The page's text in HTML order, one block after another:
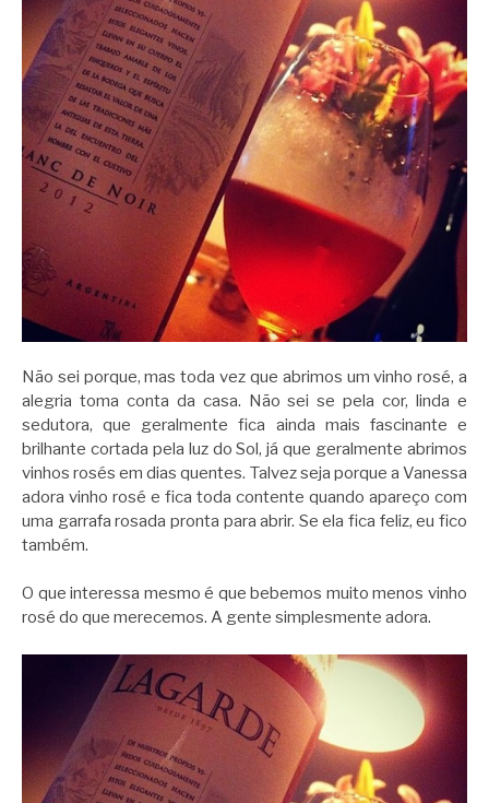
Não sei porque, mas toda vez que abrimos um vinho rosé, a
alegria toma conta da casa. Não sei se pela cor, linda e
sedutora, que geralmente fica ainda mais fascinante e
brilhante cortada pela luz do Sol, já que geralmente abrimos
vinhos rosés em dias quentes. Talvez seja porque a Vanessa
adora vinho rosé e fica toda contente quando apareço com
uma garrafa rosada pronta para abrir. Se ela fica feliz, eu fico
também.
O que interessa mesmo é que bebemos muito menos vinho
rosé do que merecemos. A gente simplesmente adora.